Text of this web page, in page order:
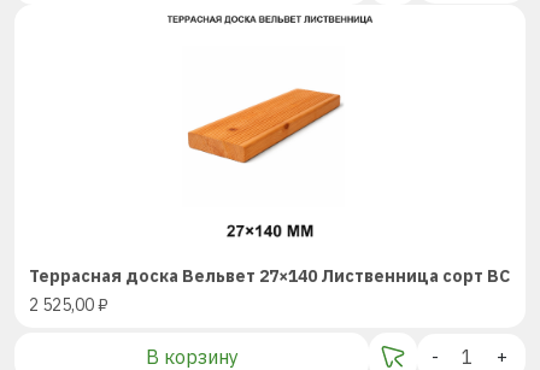
Террасная доска Вельвет 27×140 Лиственница сорт BC
2 525,00₽
В корзину - +